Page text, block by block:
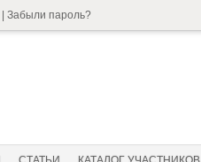
Забыли пароль?